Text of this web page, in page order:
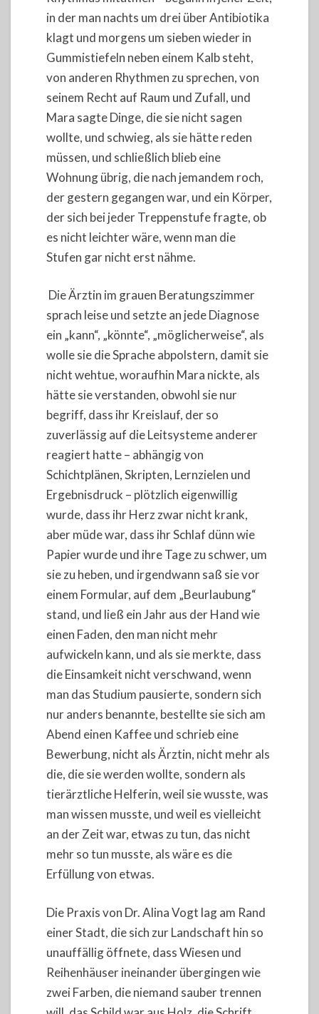
in der man nachts um drei über Antibiotika
klagt und morgens um sieben wieder in
Gummistiefeln neben einem Kalb steht,
von anderen Rhythmen zu sprechen, von
seinem Recht auf Raum und Zufall, und
Mara sagte Dinge, die sie nicht sagen
wollte, und schwieg, als sie hätte reden
müssen, und schließlich blieb eine
Wohnung übrig, die nach jemandem roch,
der gestern gegangen war, und ein Körper,
der sich bei jeder Treppenstufe fragte, ob
es nicht leichter wäre, wenn man die
Stufen gar nicht erst nähme.
Die Ärztin im grauen Beratungszimmer
sprach leise und setzte an jede Diagnose
ein „kann“, „könnte“, „möglicherweise“, als
wolle sie die Sprache abpolstern, damit sie
nicht wehtue, woraufhin Mara nickte, als
hätte sie verstanden, obwohl sie nur
begriff, dass ihr Kreislauf, der so
zuverlässig auf die Leitsysteme anderer
reagiert hatte – abhängig von
Schichtplänen, Skripten, Lernzielen und
Ergebnisdruck – plötzlich eigenwillig
wurde, dass ihr Herz zwar nicht krank,
aber müde war, dass ihr Schlaf dünn wie
Papier wurde und ihre Tage zu schwer, um
sie zu heben, und irgendwann saß sie vor
einem Formular, auf dem „Beurlaubung“
stand, und ließ ein Jahr aus der Hand wie
einen Faden, den man nicht mehr
aufwickeln kann, und als sie merkte, dass
die Einsamkeit nicht verschwand, wenn
man das Studium pausierte, sondern sich
nur anders benannte, bestellte sie sich am
Abend einen Kaffee und schrieb eine
Bewerbung, nicht als Ärztin, nicht mehr als
die, die sie werden wollte, sondern als
tierärztliche Helferin, weil sie wusste, was
man wissen musste, und weil es vielleicht
an der Zeit war, etwas zu tun, das nicht
mehr so tun musste, als wäre es die
Erfüllung von etwas.
Die Praxis von Dr. Alina Vogt lag am Rand
einer Stadt, die sich zur Landschaft hin so
unauffällig öffnete, dass Wiesen und
Reihenhäuser ineinander übergingen wie
zwei Farben, die niemand sauber trennen